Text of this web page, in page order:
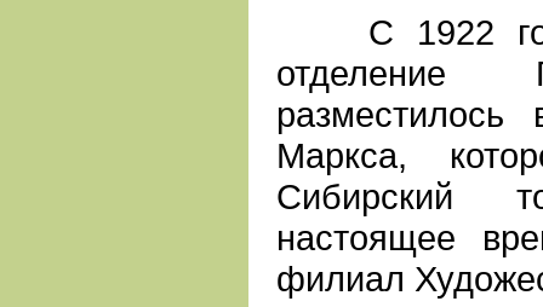
С 1922
отделение
Маркса,
Сибирский
настоящее
филиал